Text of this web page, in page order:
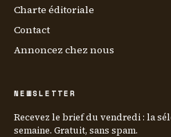
Charte éditoriale
Contact
Annoncez chez nous
NEWSLETTER
Recevez le brief du vendredi : la
semaine. Gratuit, sans spam.